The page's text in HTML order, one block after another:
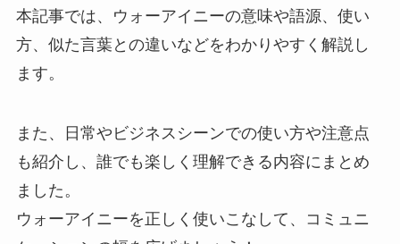
本記事では、ウォーアイニーの意味や語源、使い
方、似た言葉との違いなどをわかりやすく解説し
ます。
また、日常やビジネスシーンでの使い方や注意点
も紹介し、誰でも楽しく理解できる内容にまとめ
ました。
ウォーアイニーを正しく使いこなして、コミュニ